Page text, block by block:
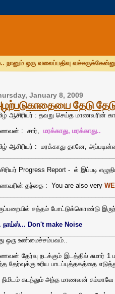
நானும் ஒரு வலைப்பதிவு
January 8, 2009
தேடு
ஆசிரியர் : தவறு செய்த மாணவரின்
: சார், மரக்காது, மரக்காது..
ஆசிரியர் : மரக்காது தானே,
Progress Report - ல் இப்படி
தந்தை : You are also very
சத்தம் போட்டுக்கொண்டு
நாய்ஸ்... Don't make Noise
ஒரு உண்மைச்சம்பவம்..
தேர்வு நடக்கும் இடத்தில் சுமார் 1
தேர்வுக்கு உரிய பாடப்புத்தகத்தை
நிமிடம் கடந்தும் அந்த மாணவன்